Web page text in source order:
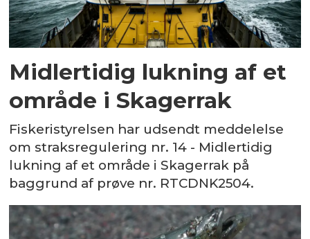
Midlertidig lukning af et
område i Skagerrak
Fiskeristyrelsen har udsendt meddelelse
om straksregulering nr. 14 - Midlertidig
lukning af et område i Skagerrak på
baggrund af prøve nr. RTCDNK2504.